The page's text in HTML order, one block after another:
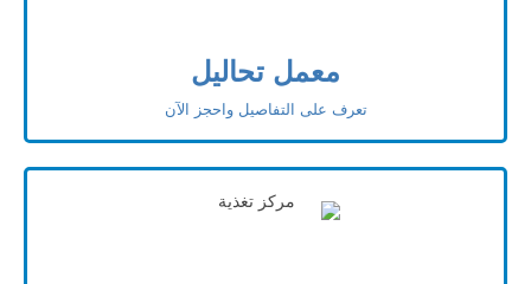
معمل تحاليل
تعرف على التفاصيل واحجز الآن